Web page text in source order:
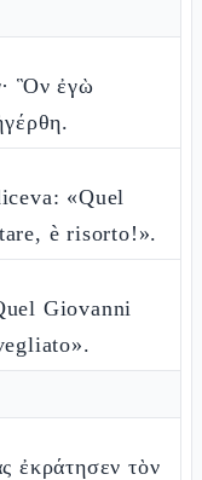
Ὃν ἐγὼ
«Quel
è risorto!».
Giovanni
ἐκράτησεν τὸν